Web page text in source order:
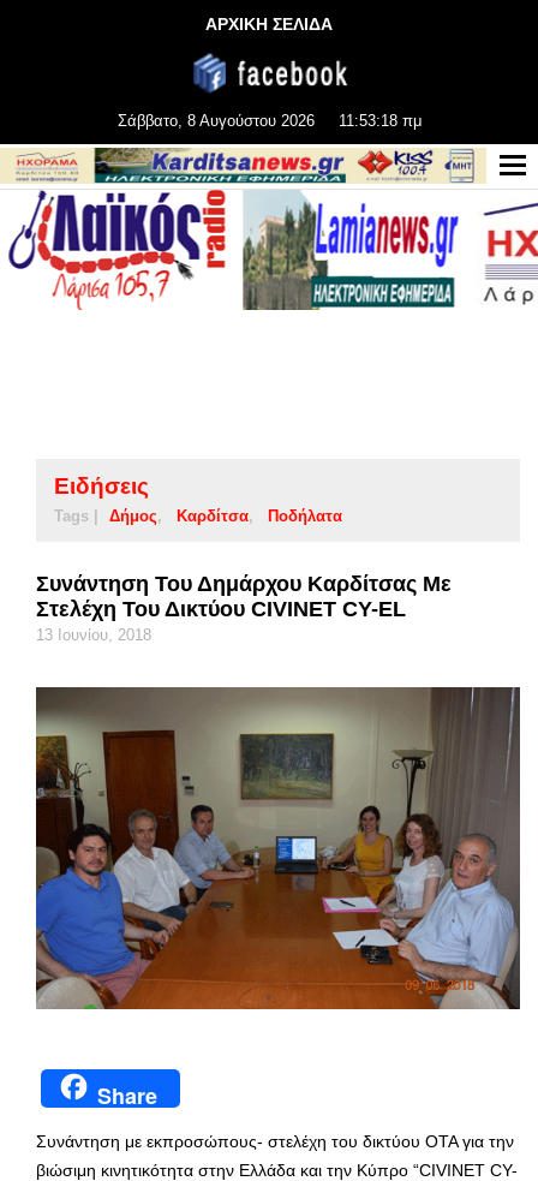
ΑΡΧΙΚΗ ΣΕΛΙΔΑ
Σάββατο, 8 Αυγούστου 2026 11:53:18 πμ
Ειδήσεις
Tags | Δήμος Καρδίτσα Ποδήλατα
Συνάντηση Του Δημάρχου Καρδίτσας Με
Στελέχη Του Δικτύου CIVINET CY-EL
13 Ιουνίου, 2018
Share
Συνάντηση με εκπροσώπους- στελέχη του δικτύου ΟΤΑ για την
βιώσιμη κινητικότητα στην Ελλάδα και την Κύπρο “CIVINET CY-